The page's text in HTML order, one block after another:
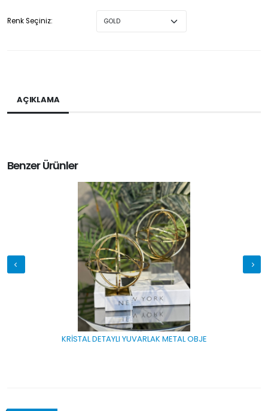
Renk Seçiniz:
AÇIKLAMA
Benzer Ürünler
KRİSTAL DETAYLI YUVARLAK METAL OBJE